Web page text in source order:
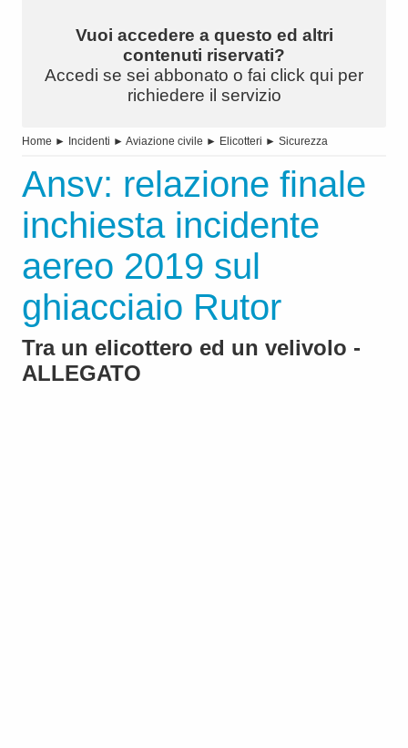
Vuoi accedere a questo ed altri
contenuti riservati?
Accedi se sei abbonato o fai click qui per
richiedere il servizio
Home ► Incidenti ► Aviazione civile ► Elicotteri ► Sicurezza
Ansv: relazione finale
inchiesta incidente
aereo 2019 sul
ghiacciaio Rutor
Tra un elicottero ed un velivolo -
ALLEGATO